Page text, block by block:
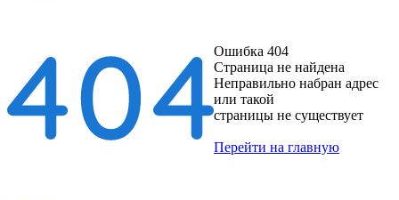
Ошибка 404
Страница не найдена
Неправильно набран адрес
или такой
страницы не существует
Перейти на главную